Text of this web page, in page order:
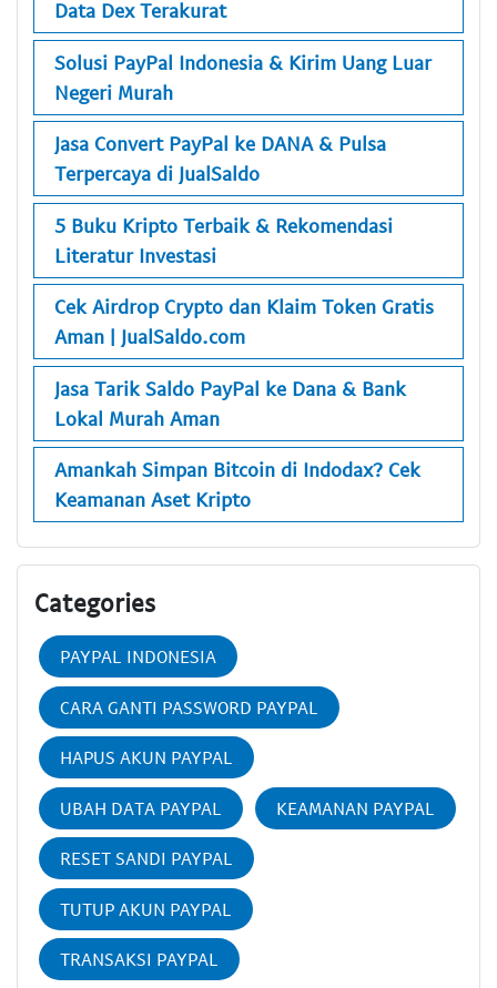
Data Dex Terakurat
Solusi PayPal Indonesia & Kirim Uang Luar
Negeri Murah
Jasa Convert PayPal ke DANA & Pulsa
Terpercaya di JualSaldo
5 Buku Kripto Terbaik & Rekomendasi
Literatur Investasi
Cek Airdrop Crypto dan Klaim Token Gratis
Aman | JualSaldo.com
Jasa Tarik Saldo PayPal ke Dana & Bank
Lokal Murah Aman
Amankah Simpan Bitcoin di Indodax? Cek
Keamanan Aset Kripto
Categories
PAYPAL INDONESIA
CARA GANTI PASSWORD PAYPAL
HAPUS AKUN PAYPAL
UBAH DATA PAYPAL KEAMANAN PAYPAL
RESET SANDI PAYPAL
TUTUP AKUN PAYPAL
TRANSAKSI PAYPAL